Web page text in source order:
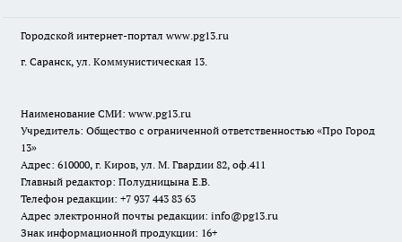
Городской интернет-портал www.pg13.ru
г. Саранск, ул. Коммунистическая 13.
Наименование СМИ: www.pg13.ru
Учредитель: Общество с ограниченной ответственностью «Про Город
13»
Адрес: 610000, г. Киров, ул. М. Гвардии 82, оф.411
Главный редактор: Полудницына Е.В.
Телефон редакции: +7 937 443 83 63
Адрес электронной почты редакции: info@pg13.ru
Знак информационной продукции: 16+